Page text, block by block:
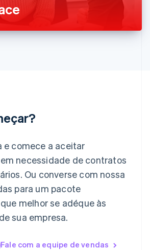
e comece a aceitar
necessidade de contratos
Ou converse com nossa
para um pacote
melhor se adéque às
sua empresa.
Fale com a equipe de vendas
English